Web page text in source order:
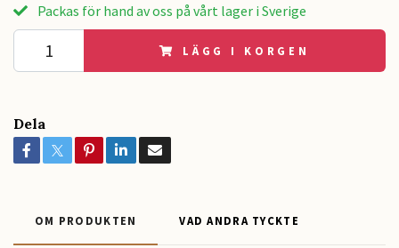
Packas för hand av oss på vårt lager i Sverige
LÄGG I KORGEN
Dela
OM PRODUKTEN VAD ANDRA TYCKTE